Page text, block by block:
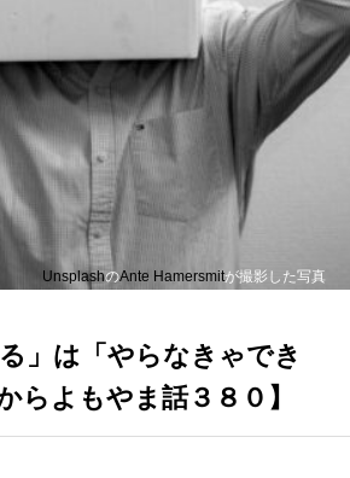
UnsplashのAnte Hamersmitが撮影した写真
」は「やらなきゃでき
らよもやま話３８０】